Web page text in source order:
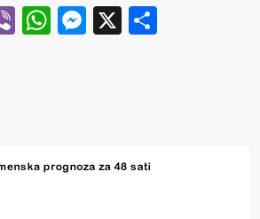
ViberWhatsApp
Messenger
X